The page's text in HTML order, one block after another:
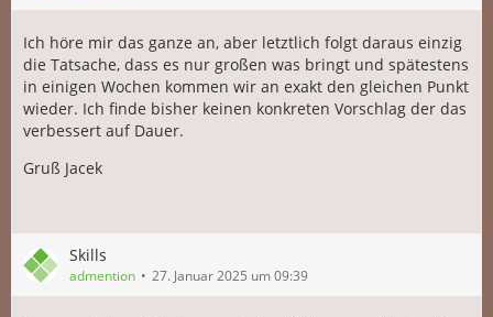
Ich höre mir das ganze an, aber letztlich folgt daraus einzig
die Tatsache, dass es nur großen was bringt und spätestens
in einigen Wochen kommen wir an exakt den gleichen Punkt
wieder. Ich finde bisher keinen konkreten Vorschlag der das
verbessert auf Dauer.
Gruß Jacek
Skills
admention 27. Januar 2025 um 09:39